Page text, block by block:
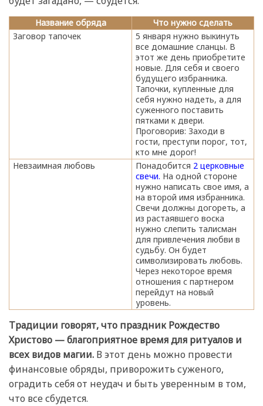
Название обряда
Что нужно сделать
Заговор тапочек
5 января нужно выкинуть
все домашние сланцы. В
этот же день приобретите
новые. Для себя и своего
будущего избранника.
Тапочки, купленные для
себя нужно надеть, а для
суженного поставить
пятками к двери.
Проговорив: Заходи в
гости, преступи порог, тот,
кто мне дорог!
Невзаимная любовь
Понадобится 2 церковные
свечи. На одной стороне
нужно написать свое имя, а
на второй имя избранника.
Свечи должны догореть, а
из растаявшего воска
нужно слепить талисман
для привлечения любви в
судьбу. Он будет
символизировать любовь.
Через некоторое время
отношения с партнером
перейдут на новый
уровень.
Традиции говорят, что праздник Рождество
Христово — благоприятное время для ритуалов и
всех видов магии. В этот день можно провести
финансовые обряды, приворожить суженого,
оградить себя от неудач и быть уверенным в том,
что все сбудется.